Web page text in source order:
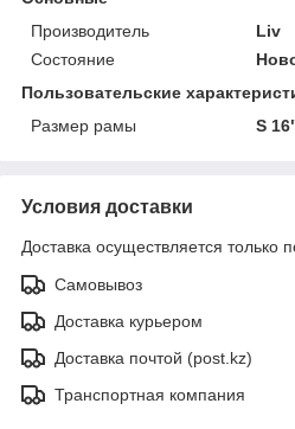
Производитель
Liv
Состояние
Пользовательские
Размер рамы
S
Условия доставки
Доставка осуществляется только
Самовывоз
Доставка курьером
Доставка почтой (post.kz)
Транспортная компания